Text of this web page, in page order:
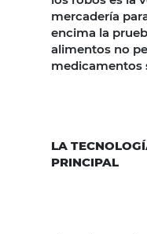
mercadería
encima la
alimentos no
medicamentos
LA
PRINCIPAL